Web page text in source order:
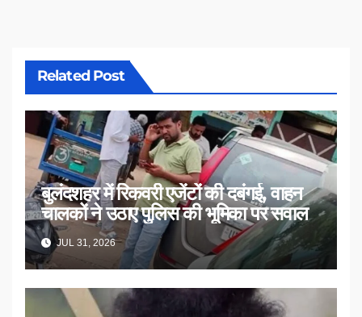
Related Post
बुलंदशहर में रिकवरी एजेंटों की दबंगई, वाहन
चालकों ने उठाए पुलिस की भूमिका पर सवाल
JUL 31, 2026